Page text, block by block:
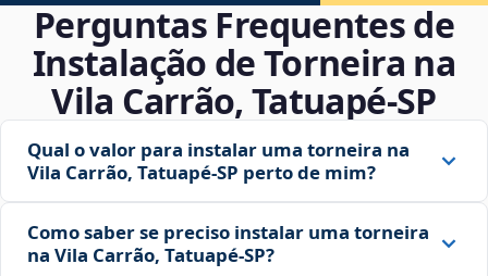
Perguntas Frequentes de
Instalação de Torneira na
Vila Carrão, Tatuapé‑SP
Qual o valor para instalar uma torneira na
Vila Carrão, Tatuapé‑SP perto de mim?
Como saber se preciso instalar uma torneira
na Vila Carrão, Tatuapé‑SP?